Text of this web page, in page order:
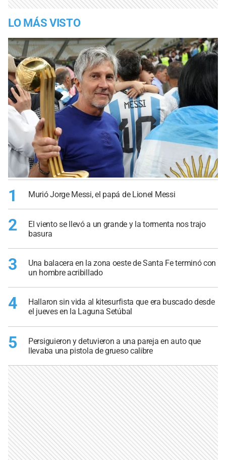
LO MÁS VISTO
1 Murió Jorge Messi, el papá de Lionel Messi
2
El viento se llevó a un grande y la tormenta nos trajo
basura
3
Una balacera en la zona oeste de Santa Fe terminó con
un hombre acribillado
4
Hallaron sin vida al kitesurfista que era buscado desde
el jueves en la Laguna Setúbal
5
Persiguieron y detuvieron a una pareja en auto que
llevaba una pistola de grueso calibre